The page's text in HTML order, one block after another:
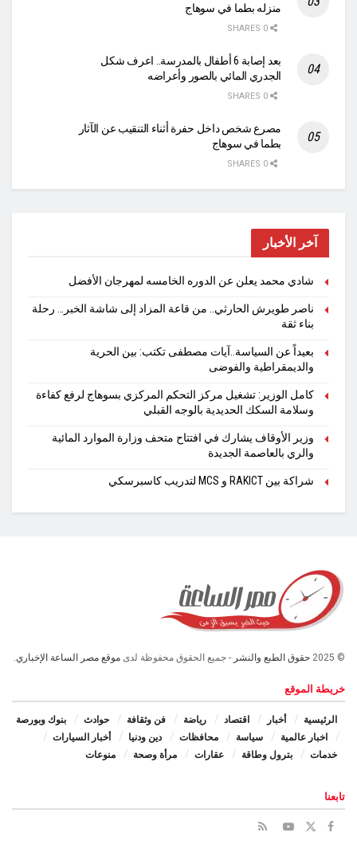
منزله بطما في سوهاج
بعد إصابة 6 أطفال بالمدرسة.. اعرف شكل
الجدري المائي بالصور وأعراضه
مصرع شخص داخل حفرة أثناء التنقيب عن الآثار
بطما في سوهاج
آخر الأخبار
شادي محمد يعلن عن الدوره الخامسه لمهرجان الأفضل
ناصر طويرش الحارثي.. من قاعة المزاد إلى شاشة الخبر… رحلة
بناء ثقة
بعيداً عن السياسة..آيات مصطفى تكتب: بين الحرية
والديمقراطية والفوضى
كامل الوزير: تشغيل مركز التحكم المركزي بسوهاج لرفع كفاءة
وسلامة السكك الحديدية بالوجه القبلي
وزير الأوقاف يشارك في افتتاح متحف وزارة الموارد المائية
والري بالعاصمة الجديدة
شراكة بين RAKICT و MCS لتدريب كاسبرسكي
© 2025 حقوق الطبع والنشر - جميع الحقوق محفوظة لدى موقع مصر الساعة الإخباري.
خريطة الموقع
الرئيسية أخبار اقتصاد رياضة فن وثقافة حوادث
بنوك وبورصة
اخبار عالمية
سياسة محافظات دين ودنيا
أخبار السيارات
خدمات
بترول وطاقة عقارات مرأة وصحة منوعات
تابعنا